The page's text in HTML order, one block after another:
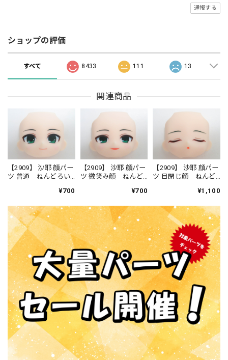
通報する
ショップの評価
すべて 8433 111 13
関連商品
【2909】 沙耶 顔パー
ツ 普通 ねんどろい
¥700
【2909】 沙耶 顔パー
ツ 微笑み顔 ねんど
¥700
【2909】 沙耶 顔パー
ツ 目閉じ顔 ねんど
¥1,100